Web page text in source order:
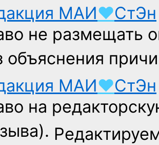
МАИ♥СтЭн
не размещать
объяснения
МАИ♥СтЭн
на